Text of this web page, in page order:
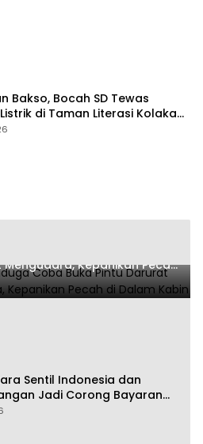
Bakso, Bocah SD Tewas
di Taman Literasi Kolaka
Coba Buka Pintu
Kepanikan Pecah
Sentil Indonesia dan
Jadi Corong Bayaran